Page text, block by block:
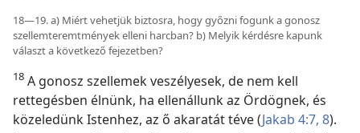
18—19. a) Miért vehetjük biztosra, hogy győzni fogunk a gonosz
szellemteremtmények elleni harcban? b) Melyik kérdésre kapunk
választ a következő fejezetben?
18 A gonosz szellemek veszélyesek, de nem kell
rettegésben élnünk, ha ellenállunk az Ördögnek, és
közeledünk Istenhez, az ő akaratát téve (Jakab 4:7, 8).